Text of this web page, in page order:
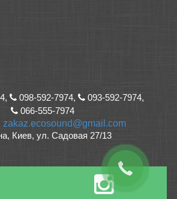
098-592-7974,
093-592-7974,
066-555-7974
zakaz.ecosound@gmail.com
Киев, ул. Садовая 27/13